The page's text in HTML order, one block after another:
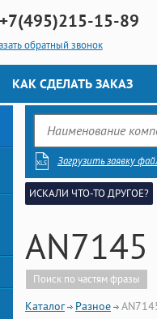
+7(495)215-15-89
обратный звонок
КАК СДЕЛАТЬ ЗАКАЗ
Загрузить заявку
ИСКАЛИ ЧТО-ТО ДРУГОЕ?
Поиск по частям фразы
Каталог Разное